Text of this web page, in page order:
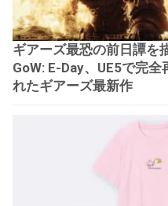
ギアーズ最恐の前日譚を
GoW: E-Day、UE5で完全
れたギアーズ最新作